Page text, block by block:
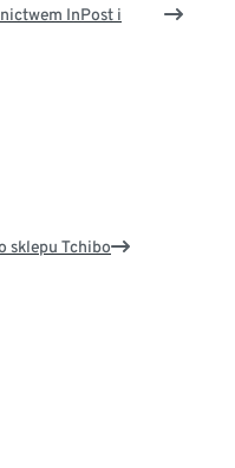
InPost i
sklepu Tchibo